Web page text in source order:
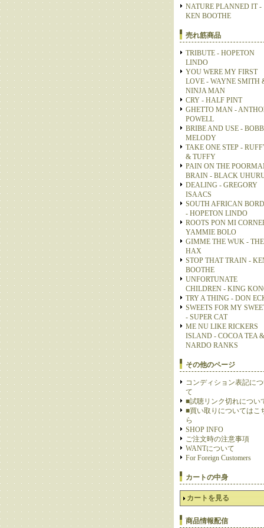
NATURE PLANNED IT -
KEN BOOTHE
売れ筋商品
TRIBUTE - HOPETON
LINDO
YOU WERE MY FIRST
LOVE - WAYNE SMITH
NINJA MAN
CRY - HALF PINT
GHETTO MAN -
POWELL
BRIBE AND USE -
MELODY
TAKE ONE STEP -
& TUFFY
PAIN ON THE
BRAIN - BLACK
DEALING - GREGORY
ISAACS
SOUTH AFRICAN
- HOPETON LINDO
ROOTS PON MI
YAMMIE BOLO
GIMME THE WUK - THE
HAX
STOP THAT TRAIN -
BOOTHE
UNFORTUNATE
CHILDREN - KING
TRY A THING - DON
SWEETS FOR MY
- SUPER CAT
ME NU LIKE RICKERS
ISLAND - COCOA TEA &
NARDO RANKS
その他のページ
コンディション表記に
て
■試聴リンク切れについ
■買い取りについてはこ
ら
SHOP INFO
ご注文時の注意事項
WANTについて
For Foreign Customers
カートの中身
カートを見る
商品情報配信